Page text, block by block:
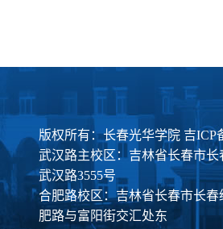
版权所有：长春光华学院 吉ICP
武汉路主校区：吉林省长春市
武汉路3555号
合肥路校区：吉林省长春市长
肥路与富阳街交汇处东